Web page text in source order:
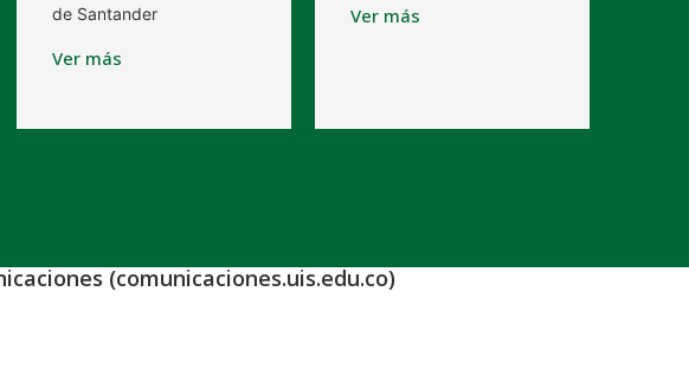
de Santander
Ver más
Ver más
(comunicaciones.uis.edu.co)